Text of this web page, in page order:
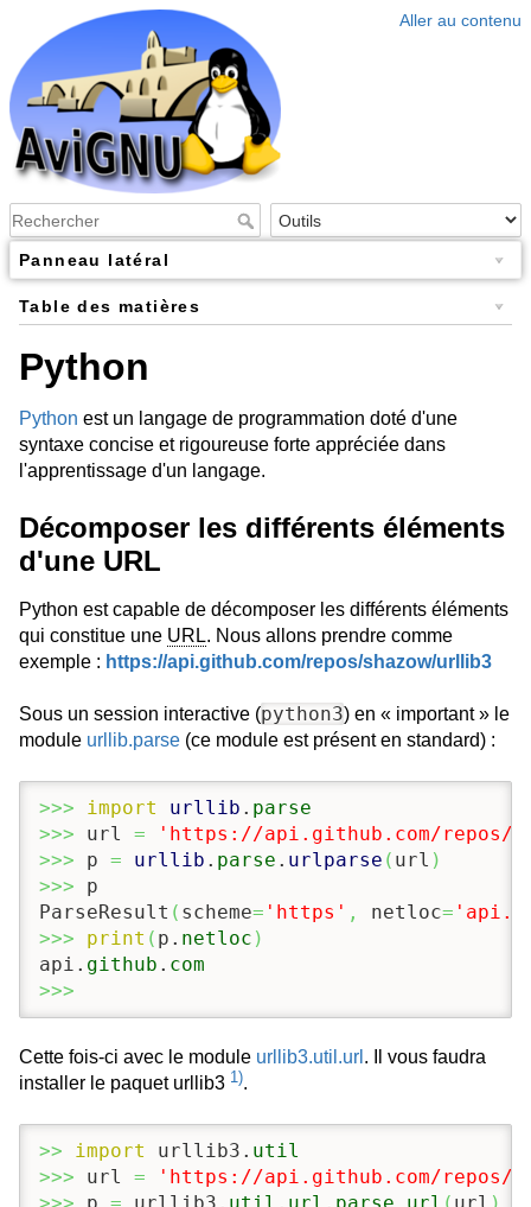
Aller au contenu
Panneau latéral
Table des matières
Python
Python est un langage de programmation doté d'une
syntaxe concise et rigoureuse forte appréciée dans
l'apprentissage d'un langage.
Décomposer les différents éléments
d'une URL
Python est capable de décomposer les différents éléments
qui constitue une URL. Nous allons prendre comme
exemple : https://api.github.com/repos/shazow/urllib3
Sous un session interactive (python3) en « important » le
module urllib.parse (ce module est présent en standard) :
>>> import urllib . parse
>>> url =
'https://api.github.com/repos/
>>> p = urllib . parse . urlparse ( url )
>>> p
ParseResult ( scheme= 'https' , netloc=
>>>
print ( p. netloc )
api. github . com
>>>
Cette fois-ci avec le module urllib3.util.url . Il vous faudra
installer le paquet urllib3 1).
>> import urllib3. util
>>> url =
'https://api.github.com/repos/